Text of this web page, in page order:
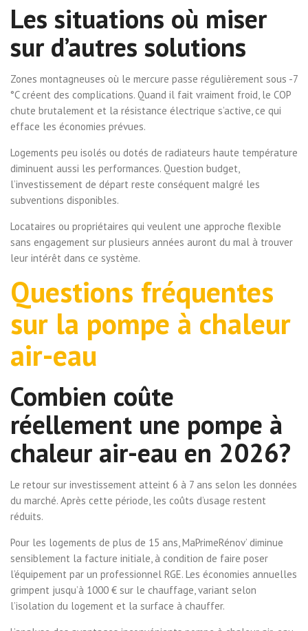
Les situations où miser
sur d’autres solutions
Zones montagneuses où le mercure passe régulièrement sous -7
°C créent des complications. Quand il fait vraiment froid, le COP
chute brutalement et la résistance électrique s’active, ce qui
efface les économies prévues.
Logements peu isolés ou dotés de radiateurs haute température
diminuent aussi les performances. Question budget,
l’investissement de départ reste conséquent malgré les
subventions disponibles.
Locataires ou propriétaires qui veulent une approche flexible
sans engagement sur plusieurs années auront du mal à trouver
leur intérêt dans ce système.
Questions fréquentes
sur la pompe à chaleur
air-eau
Combien coûte
réellement une pompe à
chaleur air-eau en 2026?
Le retour sur investissement atteint 6 à 7 ans selon les données
du marché. Après cette période, les coûts d’usage restent
réduits.
Pour les logements de plus de 15 ans, MaPrimeRénov’ diminue
sensiblement la facture initiale, à condition de faire poser
l’équipement par un professionnel RGE. Les économies annuelles
grimpent jusqu’à 1000 € sur le chauffage, variant selon
l’isolation du logement et la surface à chauffer.